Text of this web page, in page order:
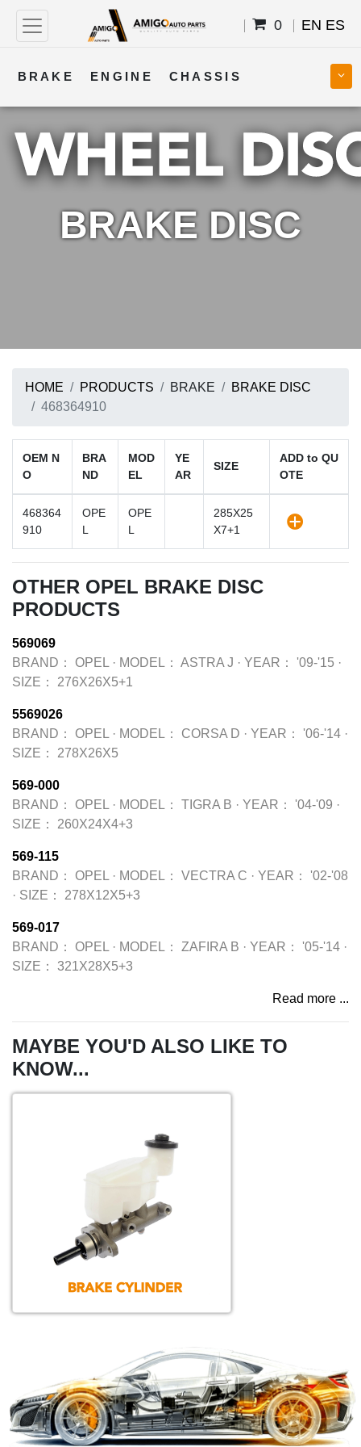
0 EN ES
BRAKE ENGINE CHASSIS
COOLING STEERING BODY
TRANSMISSION FUEL ELECTRICAL
BRAKE DISC
HOME PRODUCTS BRAKE
BRAKE DISC
468364910
OEM N
O
BRA
ND
MOD
EL
YE
AR
SIZE
ADD to QU
OTE
468364
910
OPE
L
OPE
L
285X25
X7+1
OTHER OPEL BRAKE DISC
PRODUCTS
569069
BRAND：
OPEL · MODEL： ASTRA J · YEAR： '09-'15 ·
SIZE：
276X26X5+1
5569026
BRAND：
OPEL · MODEL： CORSA D · YEAR： '06-'14 ·
SIZE：
278X26X5
569-000
BRAND：
OPEL · MODEL： TIGRA B · YEAR： '04-'09 ·
SIZE：
260X24X4+3
569-115
BRAND：
OPEL · MODEL： VECTRA C · YEAR：
'02-'08
· SIZE： 278X12X5+3
569-017
BRAND：
OPEL · MODEL： ZAFIRA B · YEAR： '05-'14 ·
SIZE：
321X28X5+3
Read more ...
MAYBE YOU'D ALSO LIKE TO
KNOW...